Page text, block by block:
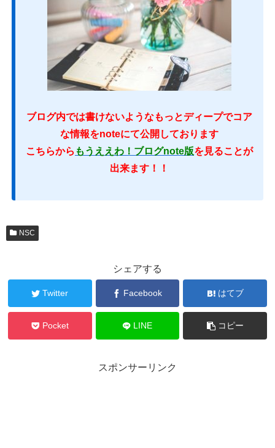
ブログ内では書けないようなもっとディープでコア
な情報をnoteにて公開しております
こちらから もうええわ！ブログnote版を見ることが
出来ます！！
NSC
シェアする
Twitter Facebook はてブ
Pocket LINE コピー
スポンサーリンク